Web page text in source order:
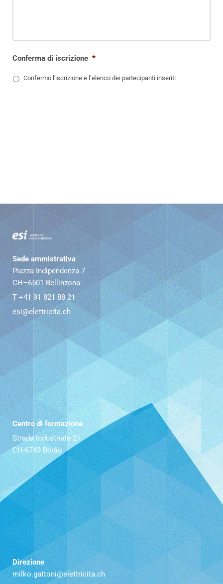
Conferma di iscrizione *
Confermo l'iscrizione e l’elenco dei partecipanti inseriti
Sede ammistrativa
Piazza Indipendenza 7
CH–6501 Bellinzona
T +41 91 821 88 21
esi@elettricita.ch
Centro di formazione
Strada Industriale 21
CH-6743 Bodio
Direzione
milko.gattoni@elettricita.ch